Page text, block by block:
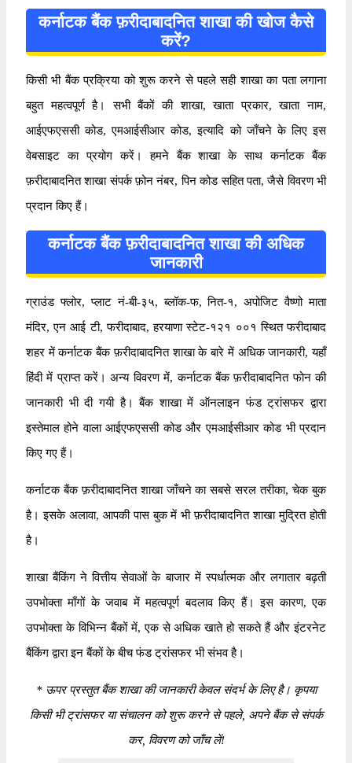
कर्नाटक बैंक फ़रीदाबादनित शाखा की खोज कैसे
करें?
किसी भी बैंक प्रक्रिया को शुरू करने से पहले सही शाखा का पता लगाना
बहुत महत्वपूर्ण है। सभी बैंकों की शाखा, खाता प्रकार, खाता नाम,
आईएफएससी कोड, एमआईसीआर कोड, इत्यादि को जाँचने के लिए इस
वेबसाइट का प्रयोग करें। हमने बैंक शाखा के साथ कर्नाटक बैंक
फ़रीदाबादनित शाखा संपर्क फ़ोन नंबर, पिन कोड सहित पता, जैसे विवरण भी
प्रदान किए हैं।
कर्नाटक बैंक फ़रीदाबादनित शाखा की अधिक
जानकारी
ग्राउंड फ्लोर, प्लाट नं-बी-३५, ब्लॉक-फ, नित-१, अपोजिट वैष्णो माता
मंदिर, एन आई टी, फरीदाबाद, हरयाणा स्टेट-१२१ ००१ स्थित फरीदाबाद
शहर में कर्नाटक बैंक फ़रीदाबादनित शाखा के बारे में अधिक जानकारी, यहाँ
हिंदी में प्राप्त करें। अन्य विवरण में, कर्नाटक बैंक फ़रीदाबादनित फोन की
जानकारी भी दी गयी है। बैंक शाखा में ऑनलाइन फंड ट्रांसफर द्वारा
इस्तेमाल होने वाला आईएफएससी कोड और एमआईसीआर कोड भी प्रदान
किए गए हैं।
कर्नाटक बैंक फ़रीदाबादनित शाखा जाँचने का सबसे सरल तरीका, चेक बुक
है। इसके अलावा, आपकी पास बुक में भी फ़रीदाबादनित शाखा मुद्रित होती
है।
शाखा बैंकिंग ने वित्तीय सेवाओं के बाजार में स्पर्धात्मक और लगातार बढ़ती
उपभोक्ता माँगों के जवाब में महत्वपूर्ण बदलाव किए हैं। इस कारण, एक
उपभोक्ता के विभिन्न बैंकों में, एक से अधिक खाते हो सकते हैं और इंटरनेट
बैंकिंग द्वारा इन बैंकों के बीच फंड ट्रांसफर भी संभव है।
*ऊपर प्रस्तुत बैंक शाखा की जानकारी केवल संदर्भ के लिए है। कृपया
किसी भी ट्रांसफर या संचालन को शुरू करने से पहले, अपने बैंक से संपर्क
कर, विवरण को जाँच लें!